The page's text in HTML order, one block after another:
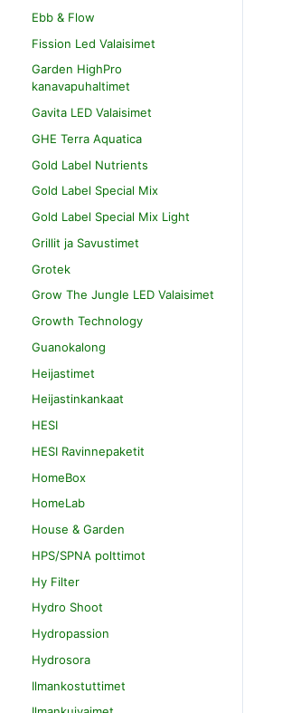
Ebb & Flow
Fission Led Valaisimet
Garden HighPro
kanavapuhaltimet
Gavita LED Valaisimet
GHE Terra Aquatica
Gold Label Nutrients
Gold Label Special Mix
Gold Label Special Mix Light
Grillit ja Savustimet
Grotek
Grow The Jungle LED Valaisimet
Growth Technology
Guanokalong
Heijastimet
Heijastinkankaat
HESI
HESI Ravinnepaketit
HomeBox
HomeLab
House & Garden
HPS/SPNA polttimot
Hy Filter
Hydro Shoot
Hydropassion
Hydrosora
Ilmankostuttimet